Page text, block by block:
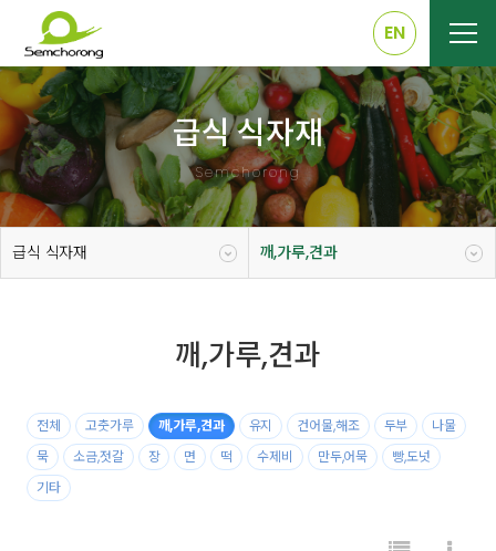
EN
급식 식자재
Semchorong
급식 식자재 깨,가루,견과
깨,가루,견과
전체 고춧가루 깨,가루,견과 유지 건어물,해조 두부
나물
묵
소금,젓갈 장 면 떡 수제비 만두,어묵
빵,도넛
기타